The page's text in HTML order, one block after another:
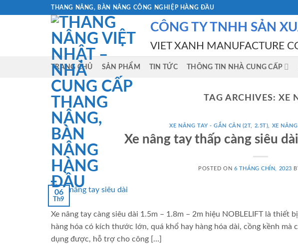
THANG NÂNG, BÀN NÂNG CÔNG NGHIỆP HÀNG ĐẦU
CÔNG TY TNHH SẢN
VIET XANH MANUFACTURE
TRANG CHỦ SẢN PHẨM TIN TỨC THÔNG TIN NHÀ CUNG CẤP
TAG ARCHIVES: XE
XE NÂNG TAY - GẮN CÂN (2T, 2.5T) XE
Xe nâng tay thấp càng siêu
POSTED ON 6 THÁNG CHÍN, 2023
06
Th9
Xe nâng tay càng siêu dài 1.5m – 1.8m – 2m hiệu NOBLELIFT là thiết
hàng hóa có kích thước lớn, quá khổ hay hàng hóa dài, cồng kềnh
dụng được, hỗ trợ cho công […]